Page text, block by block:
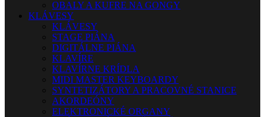
OBALY A KUFRE NA GONGY
KLÁVESY
KLÁVESY
STAGE PIÁNA
DIGITÁLNE PIÁNA
KLAVÍRE
KLAVÍRNE KRÍDLA
MIDI MASTER KEYBOARDY
SYNTETIZÁTORY A PRACOVNÉ STANICE
AKORDEÓNY
ELEKTRONICKÉ ORGANY